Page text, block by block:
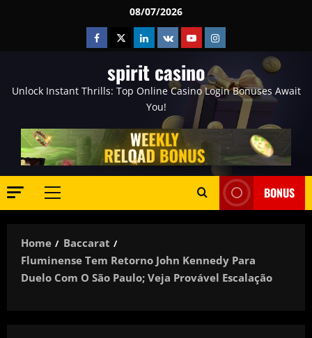
08/07/2026
Facebook
TwitterLinkedin
VK YoutubeInstagram
spirit casino
Unlock Instant Thrills: Top Online Casino Login Bonuses Await
You!
Primary
BONUS
Home
Baccarat
Fluminense Tem Retorno John Kennedy Para
Duelo Com O São Paulo; Veja Provável Escalação